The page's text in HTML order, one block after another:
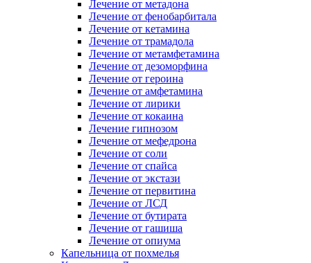
Лечение от метадона
Лечение от фенобарбитала
Лечение от кетамина
Лечение от трамадола
Лечение от метамфетамина
Лечение от дезоморфина
Лечение от героина
Лечение от амфетамина
Лечение от лирики
Лечение от кокаина
Лечение гипнозом
Лечение от мефедрона
Лечение от соли
Лечение от спайса
Лечение от экстази
Лечение от первитина
Лечение от ЛСД
Лечение от бутирата
Лечение от гашиша
Лечение от опиума
Капельница от похмелья